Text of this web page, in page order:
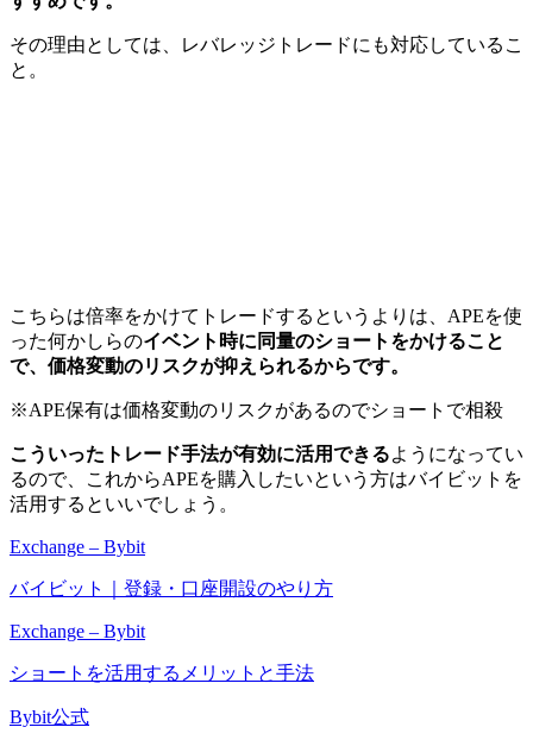
その理由としては、レバレッジトレードにも対応しているこ
と。
こちらは倍率をかけてトレードするというよりは、APEを使
った何かしらのイベント時に同量のショートをかけること
で、価格変動のリスクが抑えられるからです。
※APE保有は価格変動のリスクがあるのでショートで相殺
こういったトレード手法が有効に活用できるようになってい
るので、これからAPEを購入したいという方はバイビットを
活用するといいでしょう。
Exchange – Bybit
バイビット｜登録・口座開設のやり方
Exchange – Bybit
ショートを活用するメリットと手法
Bybit公式